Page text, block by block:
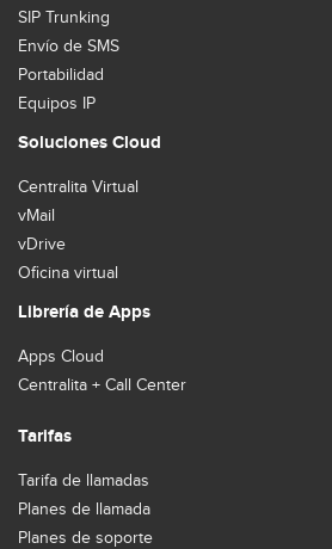
SIP Trunking
Envío de SMS
Portabilidad
Equipos IP
Soluciones Cloud
Centralita Virtual
vMail
vDrive
Oficina virtual
Librería de Apps
Apps Cloud
Centralita + Call Center
Tarifas
Tarifa de llamadas
Planes de llamada
Planes de soporte